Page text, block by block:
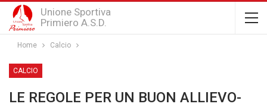
Unione Sportiva
Primiero A.S.D.
Home Calcio
CALCIO
LE REGOLE PER UN BUON ALLIEVO-